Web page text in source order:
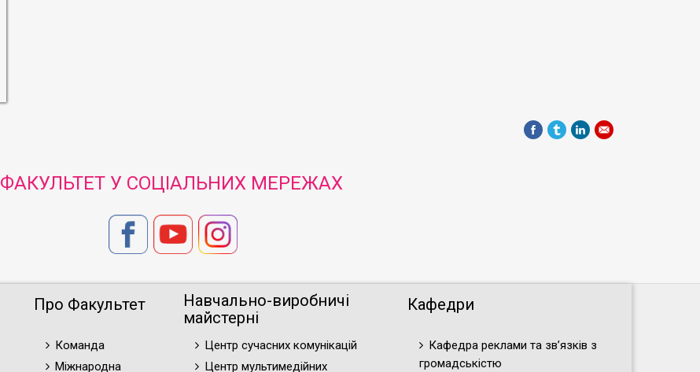
ФАКУЛЬТЕТ У СОЦІАЛЬНИХ МЕРЕЖАХ
Про Факультет
Команда
Міжнародна
Навчально-виробничі
майстерні
Центр сучасних комунікацій
Центр мультимедійних
Кафедри
Кафедра реклами та зв’язків з
громадськістю